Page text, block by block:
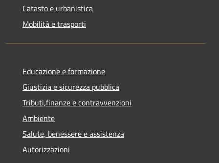
Catasto e urbanistica
Mobilità e trasporti
Educazione e formazione
Giustizia e sicurezza pubblica
Tributi,finanze e contravvenzioni
Ambiente
Salute, benessere e assistenza
Autorizzazioni